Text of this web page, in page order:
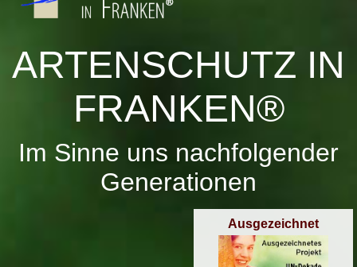
ARTENSCHUTZ IN
FRANKEN®
Im Sinne uns nachfolgender
Generationen
Ausgezeichnet